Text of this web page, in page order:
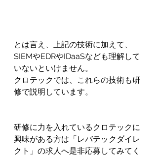
とは言え、上記の技術に加えて、
SIEMやEDRやIDaaSなども理解して
いないといけません。
クロテックでは、これらの技術も研
修で説明しています。
研修に力を入れているクロテックに
興味がある方は「レバテックダイレ
クト」の求人へ是非応募してみてく